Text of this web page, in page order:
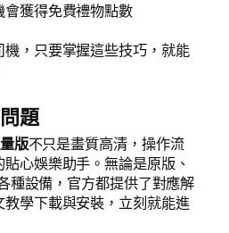
獲得免費禮物點數
，只要掌握這些技巧，就能
題
版不只是畫質高清，操作流
心娛樂助手。無論是原版、
種設備，官方都提供了對應解
學下載與安裝，立刻就能進